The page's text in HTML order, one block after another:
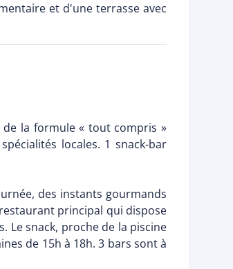
et d'une terrasse avec
de la formule « tout compris »
locales. 1 snack-bar
des instants gourmands
principal qui dispose
Le snack, proche de la piscine
de 15h à 18h. 3 bars sont à